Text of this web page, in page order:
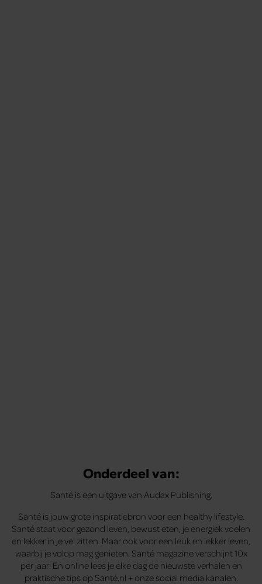
Onderdeel van:
Santé is een uitgave van Audax Publishing.
Santé is jouw grote inspiratiebron voor een healthy lifestyle.
Santé staat voor gezond leven, bewust eten, je energiek voelen
en lekker in je vel zitten. Maar ook voor een leuk en lekker leven,
waarbij je volop mag genieten. Santé magazine verschijnt 10x
per jaar. En online lees je elke dag de nieuwste verhalen en
praktische tips op Santé.nl + onze social media kanalen.